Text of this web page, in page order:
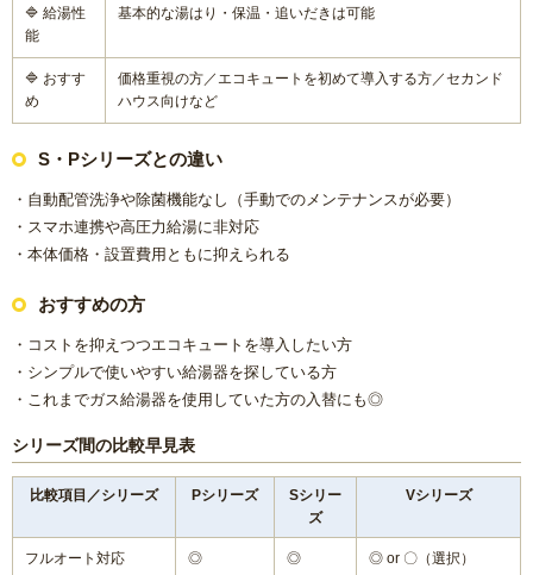
🔷 給湯性
能
基本的な湯はり・保温・追いだきは可能
🔷 おすす
め
価格重視の方／エコキュートを初めて導入する方／セカンド
ハウス向けなど
S・Pシリーズとの違い
・自動配管洗浄や除菌機能なし（手動でのメンテナンスが必要）
・スマホ連携や高圧力給湯に非対応
・本体価格・設置費用ともに抑えられる
おすすめの方
・コストを抑えつつエコキュートを導入したい方
・シンプルで使いやすい給湯器を探している方
・これまでガス給湯器を使用していた方の入替にも◎
シリーズ間の比較早見表
比較項目／シリーズ Pシリーズ
Sシリー
ズ
Vシリーズ
フルオート対応 ◎ ◎ ◎ or 〇（選択）